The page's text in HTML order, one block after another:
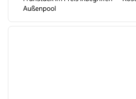
Außenpool
1 von 12